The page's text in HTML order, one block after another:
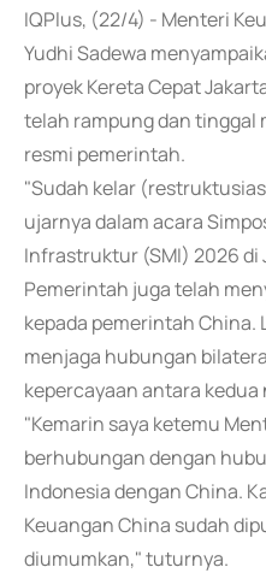
IQPlus, (22/4) - Menteri
Yudhi Sadewa
proyek Kereta Cepat
telah rampung dan
resmi pemerintah.
"Sudah kelar
ujarnya dalam acara
Infrastruktur (SMI) 2026 di
Pemerintah juga telah
kepada pemerintah
menjaga hubungan
kepercayaan antara kedua
"Kemarin saya ketemu
berhubungan dengan
Indonesia dengan China.
Keuangan China sudah
diumumkan," tuturnya.